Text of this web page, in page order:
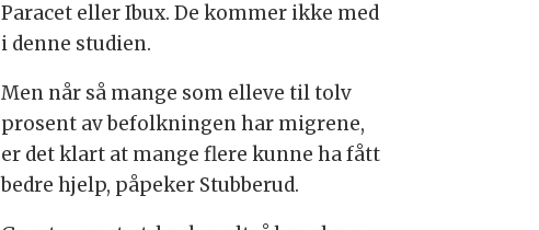
Paracet eller Ibux. De kommer ikke med
i denne studien.
Men når så mange som elleve til tolv
prosent av befolkningen har migrene,
er det klart at mange flere kunne ha fått
bedre hjelp, påpeker Stubberud.